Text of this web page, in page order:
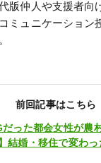
版仲人や支援者向
ミュニケーション
前回記事はこちら
だった都会女性が農
】結婚・移住で変わ